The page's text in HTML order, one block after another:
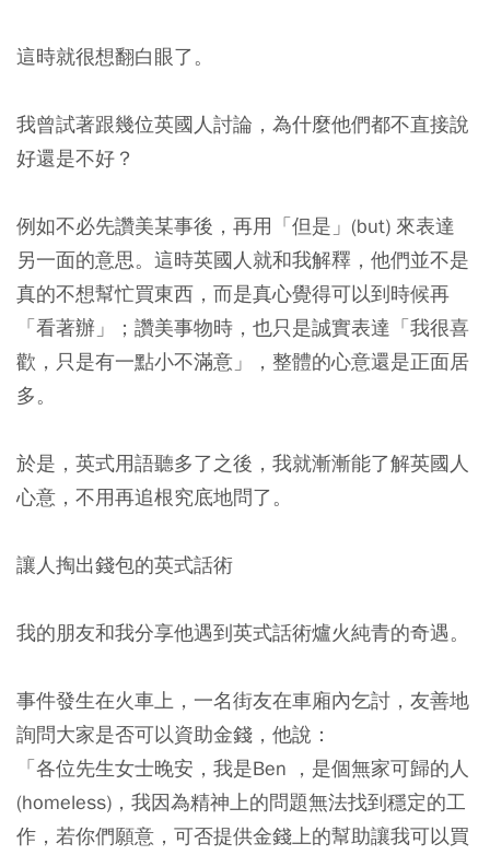
這時就很想翻白眼了。
我曾試著跟幾位英國人討論，為什麼他們都不直接說
好還是不好？
例如不必先讚美某事後，再用「但是」(but) 來表達
另一面的意思。這時英國人就和我解釋，他們並不是
真的不想幫忙買東西，而是真心覺得可以到時候再
「看著辦」；讚美事物時，也只是誠實表達「我很喜
歡，只是有一點小不滿意」，整體的心意還是正面居
多。
於是，英式用語聽多了之後，我就漸漸能了解英國人
心意，不用再追根究底地問了。
讓人掏出錢包的英式話術
我的朋友和我分享他遇到英式話術爐火純青的奇遇。
事件發生在火車上，一名街友在車廂內乞討，友善地
詢問大家是否可以資助金錢，他說：
「各位先生女士晚安，我是Ben ，是個無家可歸的人
(homeless)，我因為精神上的問題無法找到穩定的工
作，若你們願意，可否提供金錢上的幫助讓我可以買